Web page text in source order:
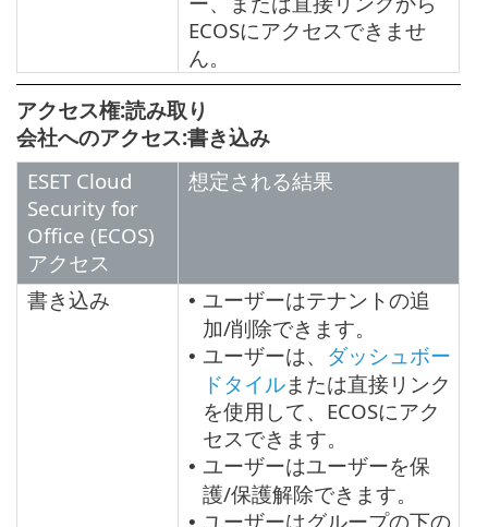
ECOSにアクセスできませ
ん。
アクセス権:読み取り
会社へのアクセス:書き込み
ESET Cloud
Security for
Office (ECOS)
アクセス
想定される結果
書き込み • ユーザーはテナントの追
加/削除できます。
• ユーザーは、 ダッシュボー
ドタイルまたは直接リンク
を使用して、ECOSにアク
セスできます。
• ユーザーはユーザーを保
護/保護解除できます。
• ユーザーはグループの下の